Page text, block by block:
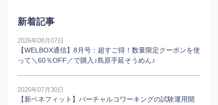
新着記事
2026年08月07日
【WELBOX通信】8月号：超すご得！数量限定クーポンを使
って＼60％OFF／で購入♪島原手延そうめん♪
2026年07月30日
【新ベネフィット】バーチャルコワーキングの試験運用開